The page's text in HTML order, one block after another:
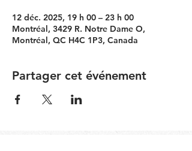
12 déc. 2025, 19 h 00 – 23 h 00
Montréal, 3429 R. Notre Dame O,
Montréal, QC H4C 1P3, Canada
Partager cet événement